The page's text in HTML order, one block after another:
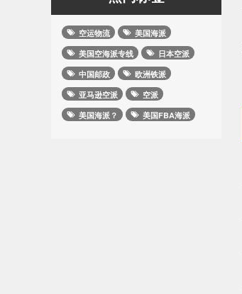
空运物流
美国海派
美国空海派专线
日本空派
中国邮政
欧洲铁派
亚马逊空派
空派
美国海派？
美国FBA海派